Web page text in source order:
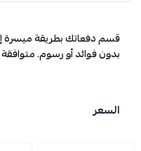
بدون فوائد أو رسوم.
السعر